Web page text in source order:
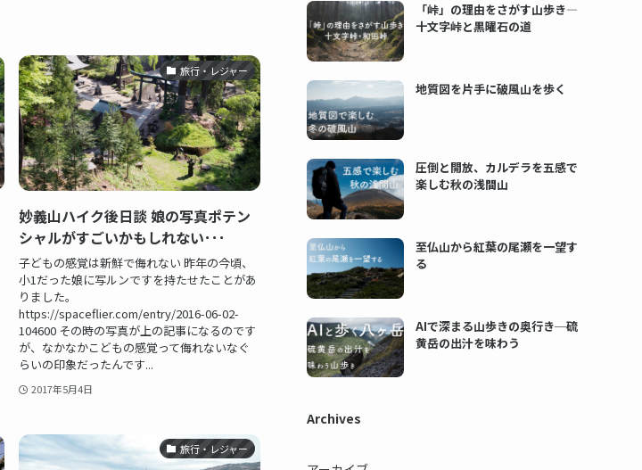
旅行・レジャー
妙義山ハイク後日談 娘の写真ポテン
シャルがすごいかもしれない･･･
子どもの感覚は新鮮で侮れない 昨年の今頃、
小1だった娘に写ルンですを持たせたことがあ
りました。
https://spaceflier.com/entry/2016-06-02-
104600 その時の写真が上の記事になるのです
が、なかなかこどもの感覚って侮れないなぐ
らいの印象だったんです...
2017年5月4日
旅行・レジャー
「峠」の理由をさがす山歩き―
十文字峠と黒曜石の道
地質図を片手に破風山を歩く
圧倒と開放、カルデラを五感で
楽しむ秋の浅間山
至仏山から紅葉の尾瀬を一望す
る
AIで深まる山歩きの奥行き─硫
黄岳の出汁を味わう
Archives